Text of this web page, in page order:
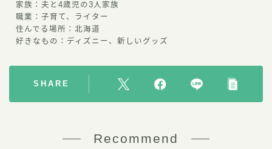
家族：夫と4歳児の3人家族
職業：子育て、ライター
住んでる場所：北海道
好きなもの：ディズニー、新しいグッズ
SHARE
Recommend